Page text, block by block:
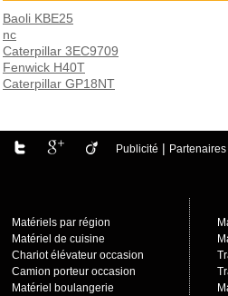
Baoli KBE25
nc
Caterpillar 3EC9709
Fenwick H40T
Caterpillar GP18NT
Publicité | Partenaires
Matériels par région
Matériel de cuisine
Chariot élévateur occasion
Camion porteur occasion
Matériel boulangerie